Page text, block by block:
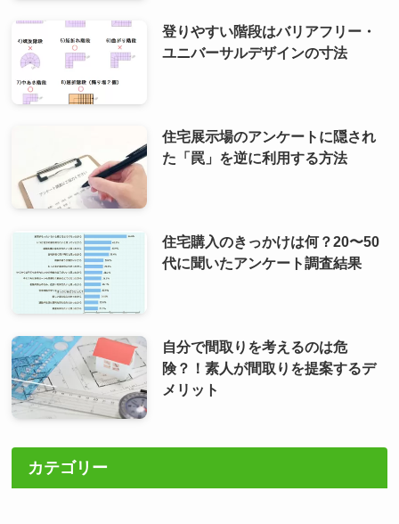
登りやすい階段はバリアフリー・
ユニバーサルデザインの寸法
住宅展示場のアンケートに隠され
た「罠」を逆に利用する方法
住宅購入のきっかけは何？20〜50
代に聞いたアンケート調査結果
自分で間取りを考えるのは危
険？！素人が間取りを提案するデ
メリット
カテゴリー